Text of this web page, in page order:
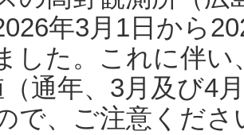
年3月1日から
した。これに伴い
通年、3月及び4
で、ご注意くだ